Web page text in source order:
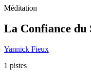
Méditation
La Confiance du
Yannick Fieux
1 pistes